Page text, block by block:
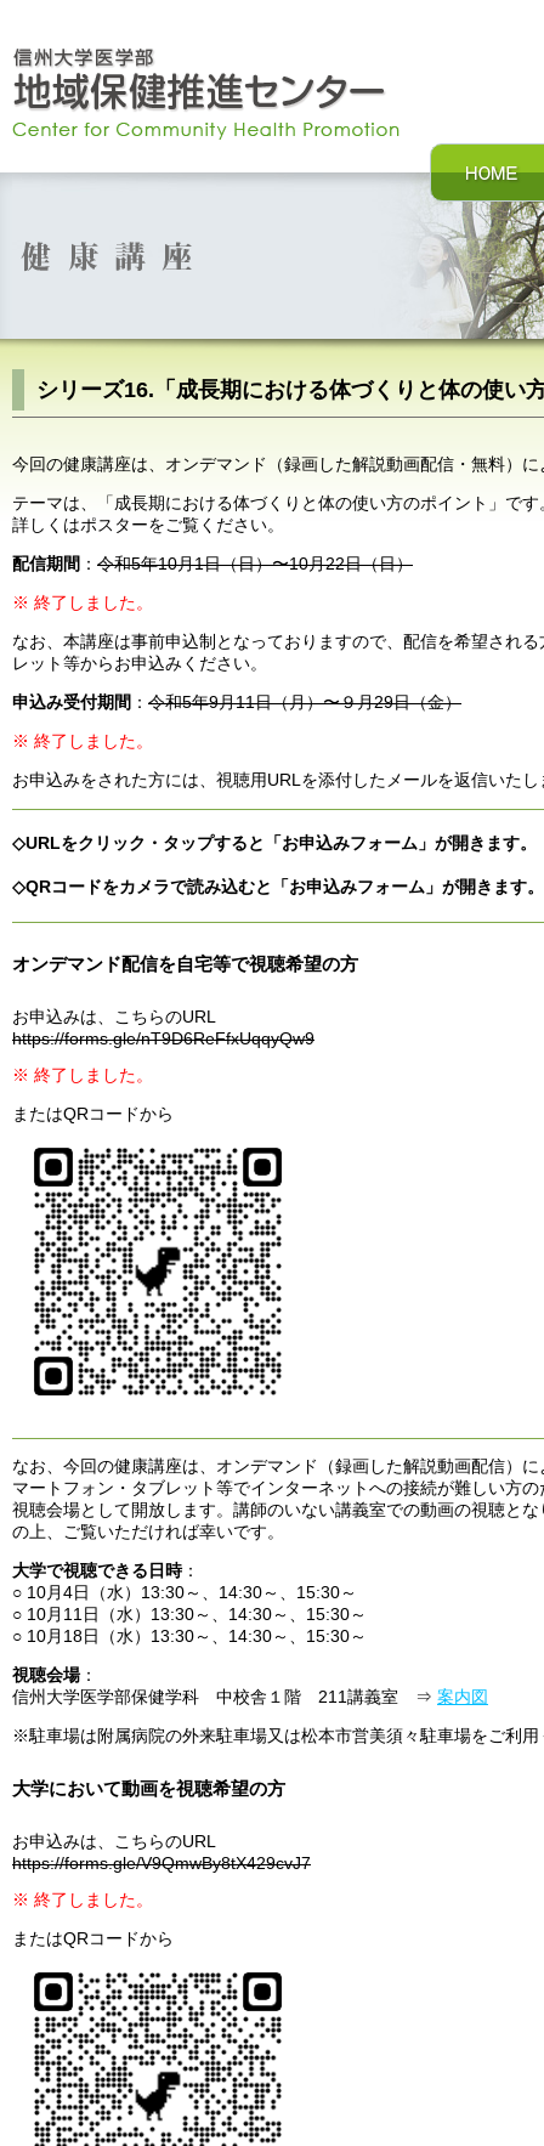
シリーズ16.「成長期における体づくりと体の使い
今回の健康講座は、オンデマンド（録画した解説動画配信・無料）
テーマは、「成長期における体づくりと体の使い方のポイント」です
詳しくはポスターをご覧ください。
配信期間 ： 令和5年10月1日（日）〜10月22日（日）
※ 終了しました。
なお、本講座は事前申込制となっておりますので、配信を希望され
レット等からお申込みください。
申込み受付期間 ： 令和5年9月11日（月）〜９月29日（金）
※ 終了しました。
お申込みをされた方には、視聴用URLを添付したメールを返信いたし
◇URLをクリック・タップすると「お申込みフォーム」が開きます。
◇QRコードをカメラで読み込むと「お申込みフォーム」が開きます。
オンデマンド配信を自宅等で視聴希望の方
お申込みは、こちらのURL
https://forms.gle/nT9D6ReFfxUqqyQw9
※ 終了しました。
またはQRコードから
なお、今回の健康講座は、オンデマンド（録画した解説動画配信）
マートフォン・タブレット等でインターネットへの接続が難しい方
視聴会場として開放します。講師のいない講義室での動画の視聴と
の上、ご覧いただければ幸いです。
大学で視聴できる日時：
○ 10月4日（水）13:30～、14:30～、15:30～
○ 10月11日（水）13:30～、14:30～、15:30～
○ 10月18日（水）13:30～、14:30～、15:30～
視聴会場：
信州大学医学部保健学科 中校舎１階 211講義室 ⇒ 案内図
※駐車場は附属病院の外来駐車場又は松本市営美須々駐車場をご利用
大学において動画を視聴希望の方
お申込みは、こちらのURL
https://forms.gle/V9QmwBy8tX429cvJ7
※ 終了しました。
またはQRコードから